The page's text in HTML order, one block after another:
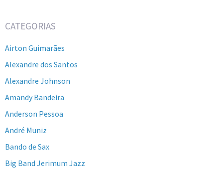
CATEGORIAS
Airton Guimarães
Alexandre dos Santos
Alexandre Johnson
Amandy Bandeira
Anderson Pessoa
André Muniz
Bando de Sax
Big Band Jerimum Jazz